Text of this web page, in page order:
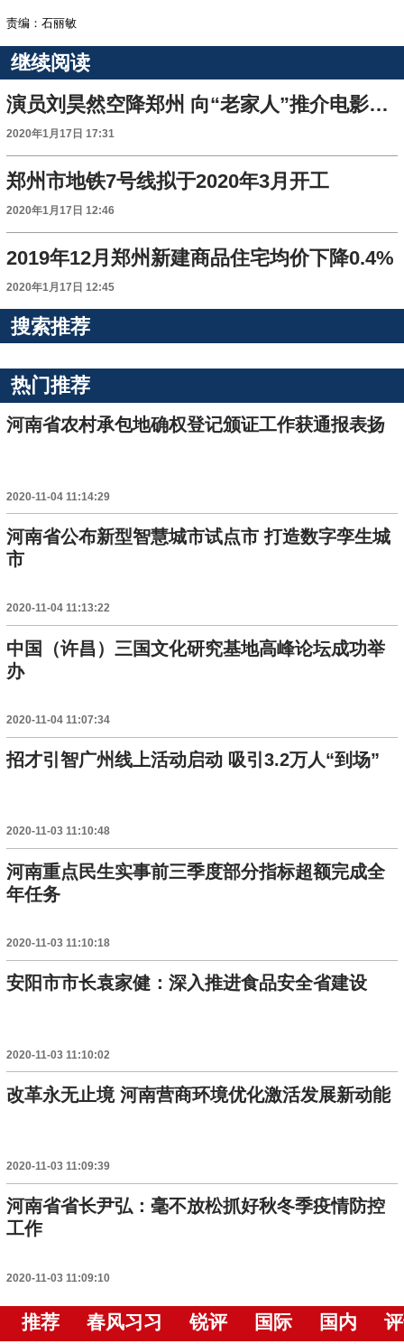
责编：石丽敏
继续阅读
演员刘昊然空降郑州 向“老家人”推介电影《唐人街探案3》
2020年1月17日 17:31
郑州市地铁7号线拟于2020年3月开工
2020年1月17日 12:46
2019年12月郑州新建商品住宅均价下降0.4%
2020年1月17日 12:45
搜索推荐
热门推荐
河南省农村承包地确权登记颁证工作获通报表扬
2020-11-04 11:14:29
河南省公布新型智慧城市试点市 打造数字孪生城
市
2020-11-04 11:13:22
中国（许昌）三国文化研究基地高峰论坛成功举
办
2020-11-04 11:07:34
招才引智广州线上活动启动 吸引3.2万人“到场”
2020-11-03 11:10:48
河南重点民生实事前三季度部分指标超额完成全
年任务
2020-11-03 11:10:18
安阳市市长袁家健：深入推进食品安全省建设
2020-11-03 11:10:02
改革永无止境 河南营商环境优化激活发展新动能
2020-11-03 11:09:39
河南省省长尹弘：毫不放松抓好秋冬季疫情防控
工作
2020-11-03 11:09:10
推荐 春风习习 锐评 国际 国内